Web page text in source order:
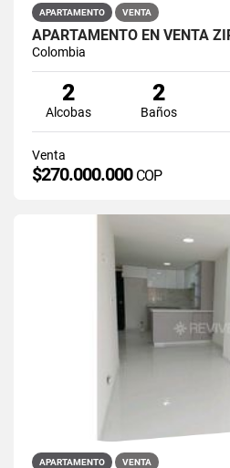
APARTAMENTO VENTA
Colombia
2
Alcobas
2
Baños
Venta
$270.000.000 COP
APARTAMENTO VENTA